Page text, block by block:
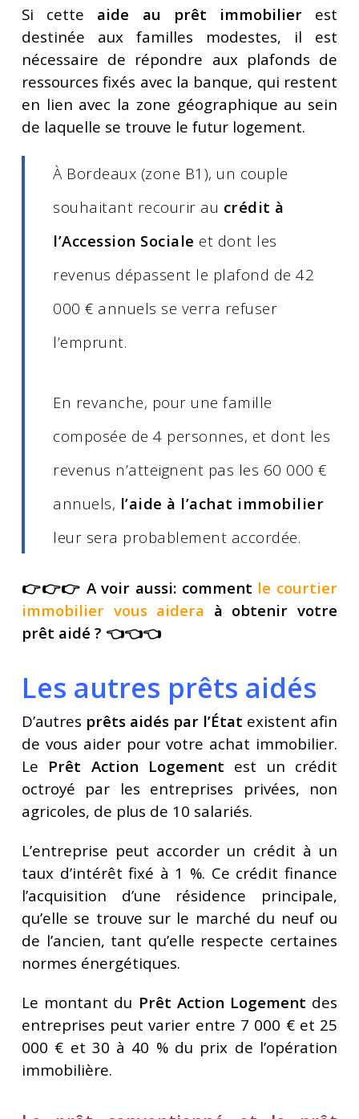
Si cette aide au prêt immobilierest
destinée aux familles modestes, il est
nécessaire de répondre aux plafonds de
ressources fixés avec la banque, qui restent
en lien avec la zone géographique au sein
de laquelle se trouve le futur logement.
À Bordeaux (zone B1), un couple
souhaitant recourir au crédit à
l’Accession Sociale et dont les
revenus dépassent le plafond de 42
000 € annuels se verra refuser
l’emprunt.
En revanche, pour une famille
composée de 4 personnes, et dont les
revenus n’atteignent pas les 60 000 €
annuels, l’aide à l’achat immobilier
leur sera probablement accordée.
👉👉👉 A voir aussi: comment le courtier
immobilier vous aidera à obtenir votre
prêt aidé ? 👈👈👈
Les autres prêts aidés
D’autres prêts aidés par l’État existent afin
de vous aider pour votre achat immobilier.
Le Prêt Action Logement est un crédit
octroyé par les entreprises privées, non
agricoles, de plus de 10 salariés.
L’entreprise peut accorder un crédit à un
taux d’intérêt fixé à 1 %. Ce crédit finance
l’acquisition d’une résidence principale,
qu’elle se trouve sur le marché du neuf ou
de l’ancien, tant qu’elle respecte certaines
normes énergétiques.
Le montant du Prêt Action Logement des
entreprises peut varier entre 7 000 € et 25
000 € et 30 à 40 % du prix de l’opération
immobilière.